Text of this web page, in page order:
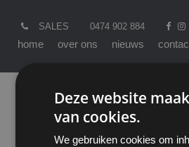
SALES 0474 902 884
home over ons nieuws
Deze website
van cookies.
We gebruiken cookies om